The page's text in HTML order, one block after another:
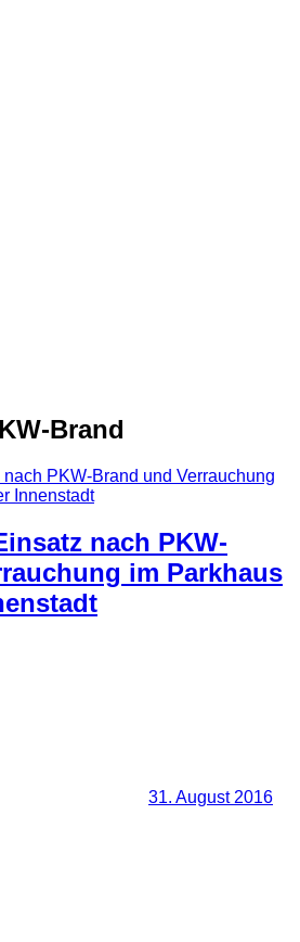
Brand
nach PKW-
im Parkhaus
31. August 2016